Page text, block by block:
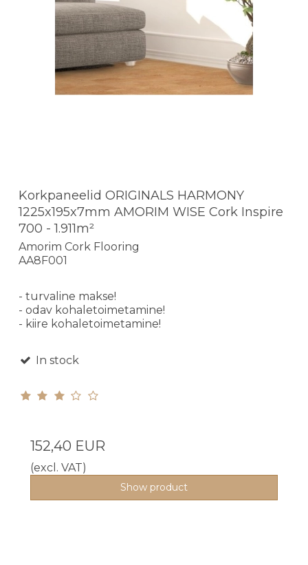
Korkpaneelid ORIGINALS HARMONY
1225x195x7mm AMORIM WISE Cork Inspire
700 - 1.911m²
Amorim Cork Flooring
AA8F001
- turvaline makse!
- odav kohaletoimetamine!
- kiire kohaletoimetamine!
In stock
152,40 EUR
(excl. VAT)
Show product